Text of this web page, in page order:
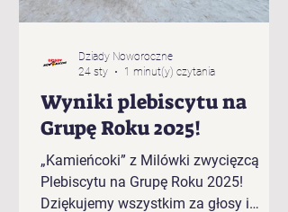
Wyniki plebiscytu na
Grupę Roku 2025!
„Kamieńcoki” z Milówki zwycięzcą
Plebiscytu na Grupę Roku 2025!
Dziękujemy wszystkim za głosy i
Dziady Noworoczne
24 sty
1 minut(y) czytania